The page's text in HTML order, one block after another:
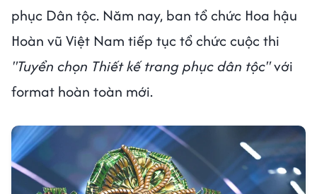
phục Dân tộc. Năm nay, ban tổ chức Hoa hậu
Hoàn vũ Việt Nam tiếp tục tổ chức cuộc thi
"Tuyển chọn Thiết kế trang phục dân tộc"với
format hoàn toàn mới.